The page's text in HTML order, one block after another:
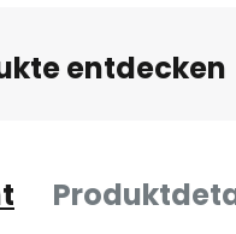
entdecken